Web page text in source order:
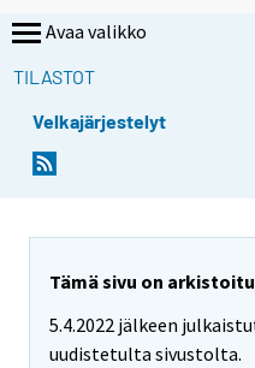
Avaa valikko
TILASTOT
Velkajärjestelyt
Tämä sivu on
5.4.2022 jälkeen
uudistetulta sivustolta.